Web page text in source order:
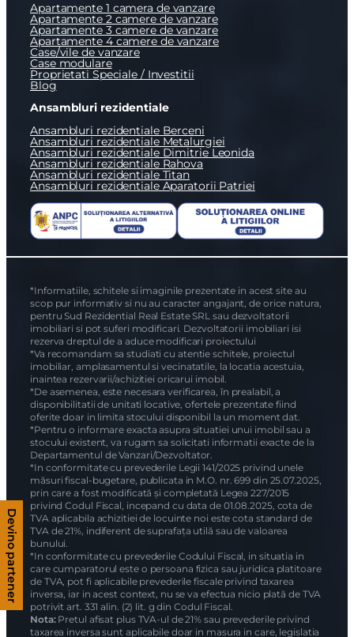
Apartamente 1 camera de vanzare
Apartamente 2 camere de vanzare
Apartamente 3 camere de vanzare
Apartamente 4 camere de vanzare
Case/vile de vanzare
Case modulare
Proprietati Speciale / Investitii
Blog
Ansambluri rezidentiale
Ansambluri rezidentiale Berceni
Ansambluri rezidentiale Metalurgiei
Ansambluri rezidentiale Dimitrie Leonida
Ansambluri rezidentiale Rahova
Ansambluri rezidentiale Titan
Ansambluri rezidentiale Aparatorii Patriei
*Informatiile, schitele si imaginile prezentate in acest site au
scop pur informativ si nu au caracter angajant, de orice natura,
pentru Sud Rezidential Real Estate SRL sau dezvoltatorii
imobiliari si pot suferi modificari. Dezvoltatorii imobiliari isi
rezerva dreptul de a aduce modificari proiectului
*Va recomandam sa studiati cu atentie schitele, proiectul
imobiliar, amplasamentul si vecinatatile, la locatia acestuia,
inaintea rezervarii/achizitiei oricarui imobil.
*De asemenea, este necesara verificarea, în prealabil, a
disponibilitatii de unitati locative, ofertele prezentate fiind
oferite doar in limita stocului disponibil la un moment dat.
*Pentru o informare exacta asupra situatiei unui imobil sau a
stocului existent, va rugam sa solicitati informatii exacte de la
Departamentul de Vanzari/Dezvoltator.
*In conformitate cu prevederile Legii 141/2025 privind unele
măsuri fiscal-bugetare, publicata in M.O. nr. 699 din 25.07.2025,
prin care a fost modificată și completată Legea 227/2015
privind Codul Fiscal, incepand cu data de 01.08.2025, cota de
TVA aplicabila achizitiei de locuinte noi este cota standard de
TVA de 21%, indiferent de suprafața utilă sau de valoarea
bunului.
*In conformitate cu prevederile Codului Fiscal, in situatia in
care cumparatorul este o persoana fizica sau juridica platitoare
de TVA, pot fi aplicabile prevederile fiscale privind taxarea
inversa, iar in acest context, nu se va efectua nicio plată de TVA
potrivit art. 331 alin. (2) lit. g din Codul Fiscal.
Nota:Pretul afisat plus TVA-ul de 21% sau prevederile privind
taxarea inversa sunt aplicabile doar in masura in care, legislatia
Devino partener